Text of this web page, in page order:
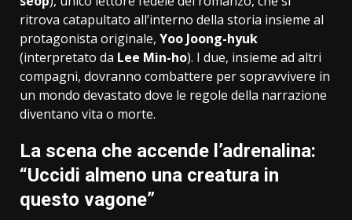
ritrova catapultato all’interno della storia insieme al
protagonista originale, Yoo Joong-hyuk
(interpretato da Lee Min-ho). I due, insieme ad altri
compagni, dovranno combattere per sopravvivere in
un mondo devastato dove le regole della narrazione
diventano vita o morte.
La scena che accende l’adrenalina:
“Uccidi almeno una creatura in
questo vagone”